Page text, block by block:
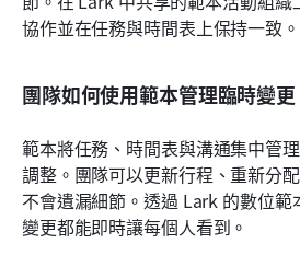
協作並在任務與時間表上保持一致。
團隊如何使用範本管理臨時變更
範本將任務、時間表與溝通集中管
調整。團隊可以更新行程、重新分
不會遺漏細節。透過 Lark 的數位範
變更都能即時讓每個人看到。